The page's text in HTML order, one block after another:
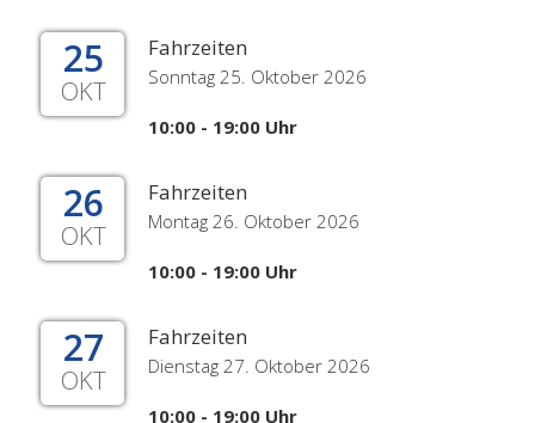
25
OKT
Fahrzeiten
Sonntag 25. Oktober 2026
10:00 - 19:00 Uhr
26
OKT
Fahrzeiten
Montag 26. Oktober 2026
10:00 - 19:00 Uhr
27
OKT
Fahrzeiten
Dienstag 27. Oktober 2026
10:00 - 19:00 Uhr